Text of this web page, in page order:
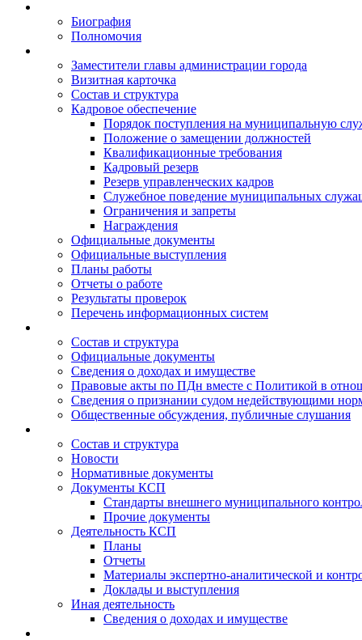
Биография
Полномочия
Заместители главы администрации города
Визитная карточка
Состав и структура
Кадровое обеспечение
Порядок поступления на муниципальную
Положение о замещении должностей
Квалификационные требования
Кадровый резерв
Резерв управленческих кадров
Служебное поведение муниципальных
Ограничения и запреты
Награждения
Официальные документы
Официальные выступления
Планы работы
Отчеты о работе
Результаты проверок
Перечень информационных систем
Состав и структура
Официальные документы
Сведения о доходах и имуществе
Правовые акты по ПДн вместе с Политикой в
Сведения о признании судом недействующими
Общественные обсуждения, публичные слушания
Состав и структура
Новости
Нормативные документы
Документы КСП
Стандарты внешнего муниципального
Прочие документы
Деятельность КСП
Планы
Отчеты
Материалы экспертно-аналитической и
Доклады и выступления
Иная деятельность
Сведения о доходах и имуществе